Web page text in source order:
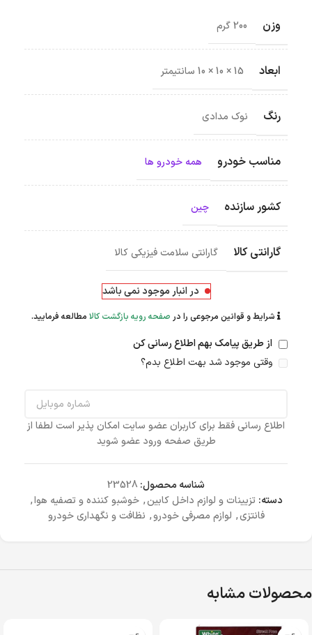
وزن 200 گرم
ابعاد 15 × 10 × 10 سانتیمتر
رنگ نوک مدادی
مناسب خودرو همه خودرو ها
کشور سازنده چین
گارانتی کالا گارانتی سلامت فیزیکی کالا
در انبار موجود نمی باشد
شرایط و قوانین مرجوعی را در صفحه رویه بازگشت کالا مطالعه فرمایید.
از طریق پیامک بهم اطلاع رسانی کن
وقتی موجود شد بهت اطلاع بدم؟
اطلاع رسانی فقط برای کاربران عضو سایت امکان پذیر است لطفا از
طریق صفحه ورود عضو شوید
شناسه محصول: 23528
دسته: تزیینات و لوازم داخل کابین, خوشبو کننده و تصفیه هوا,
فانتزی, لوازم مصرفی خودرو, نظافت و نگهداری خودرو
محصولات مشابه